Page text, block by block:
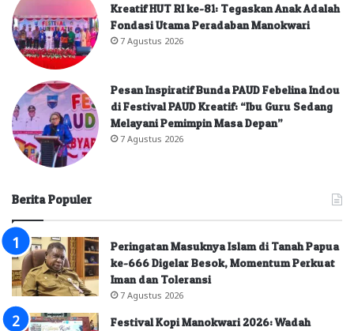
Kreatif HUT RI ke-81: Tegaskan Anak Adalah
Fondasi Utama Peradaban Manokwari
7 Agustus 2026
Pesan Inspiratif Bunda PAUD Febelina Indou
di Festival PAUD Kreatif: “Ibu Guru Sedang
Melayani Pemimpin Masa Depan”
7 Agustus 2026
Berita Populer
Peringatan Masuknya Islam di Tanah Papua
ke-666 Digelar Besok, Momentum Perkuat
Iman dan Toleransi
7 Agustus 2026
Festival Kopi Manokwari 2026: Wadah